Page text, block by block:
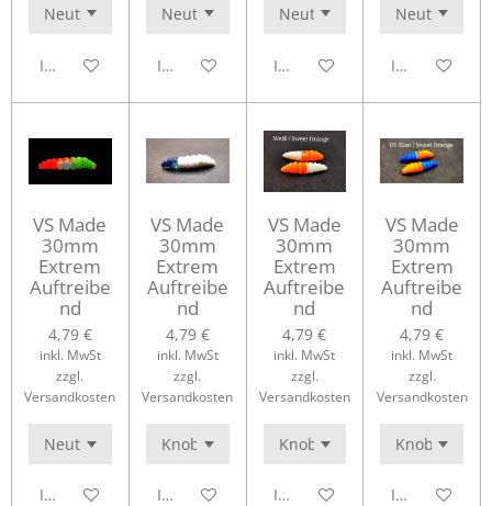
In den WarenkorbIn den WarenkorbIn den WarenkorbIn den
VS Made
30mm
Extrem
Auftreibe
nd
4,79 €
inkl. MwSt
zzgl.
Versandkosten
In den Warenkorb
VS Made
30mm
Extrem
Auftreibe
nd
4,79 €
inkl. MwSt
zzgl.
Versandkosten
In den Warenkorb
VS Made
30mm
Extrem
Auftreibe
nd
4,79 €
inkl. MwSt
zzgl.
Versandkosten
In den Warenkorb
VS Made
30mm
Extrem
Auftreibe
nd
4,79 €
inkl. MwSt
zzgl.
Versandkosten
In den